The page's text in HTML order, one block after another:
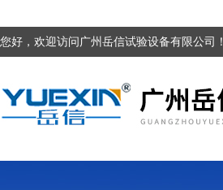
您好，欢迎访问广州岳信试验设备有限公司！